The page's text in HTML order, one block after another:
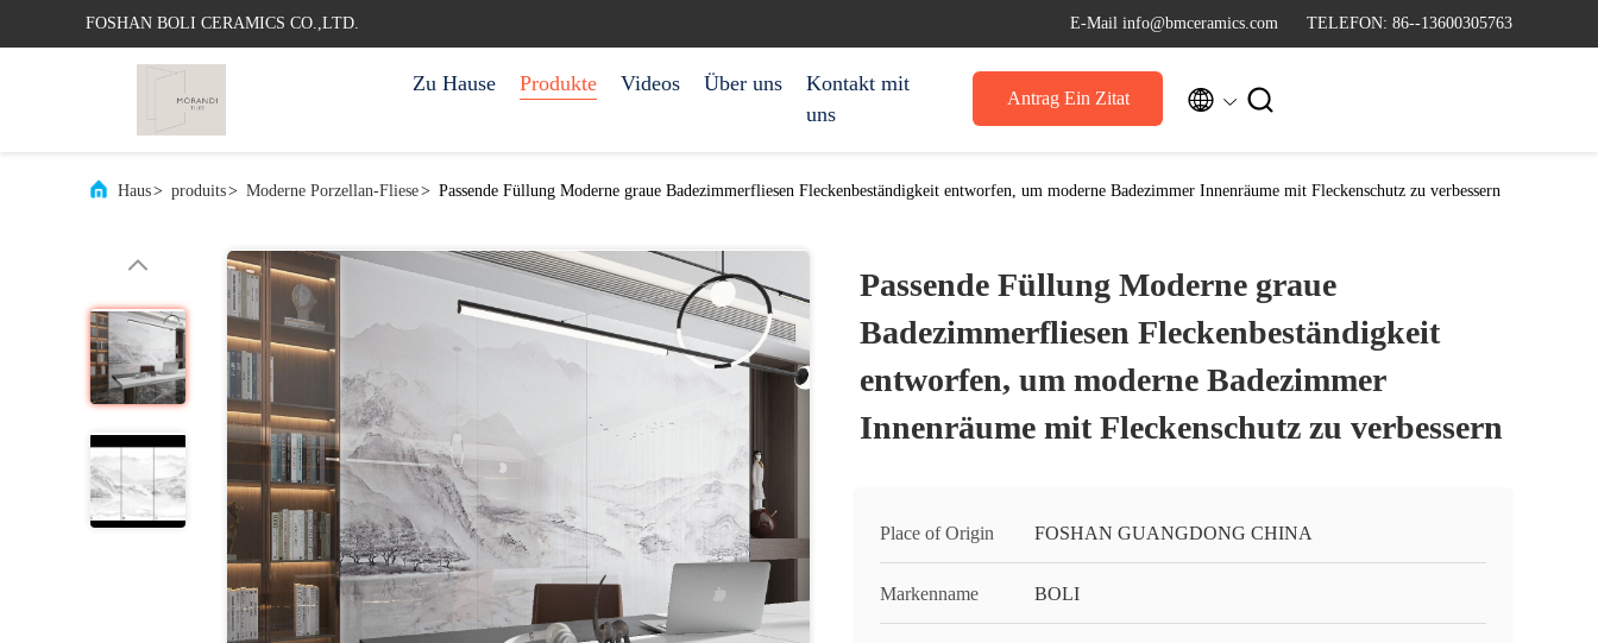
FOSHAN BOLI CERAMICS CO.,LTD. E-Mail info@bmceramics.com TELEFON: 86--13600305763
Zu Hause Produkte Videos Über uns
Kontakt mit
uns
Antrag Ein Zitat  
Haus> produits> Moderne Porzellan-Fliese> Passende Füllung Moderne graue Badezimmerfliesen Fleckenbeständigkeit entworfen, um moderne Badezimmer Innenräume mit Fleckenschutz zu verbessern
Passende Füllung Moderne graue
Badezimmerfliesen Fleckenbeständigkeit
entworfen, um moderne Badezimmer
Innenräume mit Fleckenschutz zu verbessern
Place of Origin FOSHAN GUANGDONG CHINA
Markenname BOLI